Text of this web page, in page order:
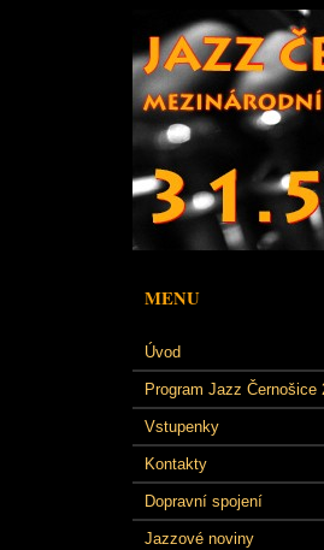
MENU
Úvod
Program Jazz Černošice
Vstupenky
Kontakty
Dopravní spojení
Jazzové noviny